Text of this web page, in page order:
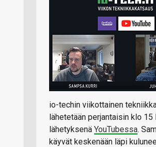
io-techin viikottainen
lähetetään perjantaisin klo 15
lähetyksenä YouTubessa.
käyvät keskenään läpi